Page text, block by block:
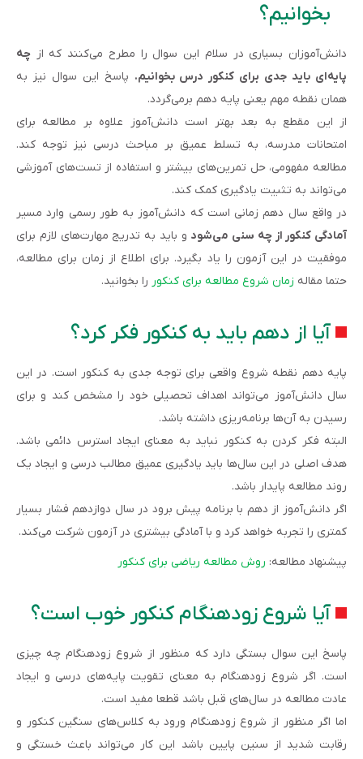
بخوانیم؟
دانش‌آموزان بسیاری در سلام این سوال را مطرح می‌کنند که از چه
پایه‌ای باید جدی برای کنکور درس بخوانیم. پاسخ این سوال نیز به
همان نقطه مهم یعنی پایه دهم برمی‌گردد.
از این مقطع به بعد بهتر است دانش‌آموز علاوه بر مطالعه برای
امتحانات مدرسه، به تسلط عمیق بر مباحث درسی نیز توجه کند.
مطالعه مفهومی، حل تمرین‌های بیشتر و استفاده از تست‌های آموزشی
می‌تواند به تثبیت یادگیری کمک کند.
در واقع سال دهم زمانی است که دانش‌آموز به طور رسمی وارد مسیر
آمادگی کنکور از چه سنی می‌شود و باید به تدریج مهارت‌های لازم برای
موفقیت در این آزمون را یاد بگیرد. برای اطلاع از زمان برای مطالعه،
حتما مقاله زمان شروع مطالعه برای کنکور را بخوانید.
آیا از دهم باید به کنکور فکر کرد؟
پایه دهم نقطه شروع واقعی برای توجه جدی به کنکور است. در این
سال دانش‌آموز می‌تواند اهداف تحصیلی خود را مشخص کند و برای
رسیدن به آن‌ها برنامه‌ریزی داشته باشد.
البته فکر کردن به کنکور نباید به معنای ایجاد استرس دائمی باشد.
هدف اصلی در این سال‌ها باید یادگیری عمیق مطالب درسی و ایجاد یک
روند مطالعه پایدار باشد.
اگر دانش‌آموز از دهم با برنامه پیش برود در سال دوازدهم فشار بسیار
کمتری را تجربه خواهد کرد و با آمادگی بیشتری در آزمون شرکت می‌کند.
پیشنهاد مطالعه: روش مطالعه ریاضی برای کنکور
آیا شروع زودهنگام کنکور خوب است؟
پاسخ این سوال بستگی دارد که منظور از شروع زودهنگام چه چیزی
است. اگر شروع زودهنگام به معنای تقویت پایه‌های درسی و ایجاد
عادت مطالعه در سال‌های قبل باشد قطعا مفید است.
اما اگر منظور از شروع زودهنگام ورود به کلاس‌های سنگین کنکور و
رقابت شدید از سنین پایین باشد این کار می‌تواند باعث خستگی و